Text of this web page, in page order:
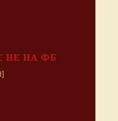
НЕ НА ФБ